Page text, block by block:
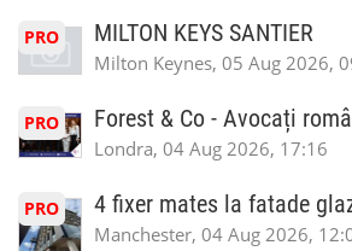
PRO MILTON KEYS SANTIER
Milton Keynes, 05 Aug 2026,
PRO Forest & Co - Avocați
Londra, 04 Aug 2026, 17:16
PRO 4 fixer mates la fatade
Manchester, 04 Aug 2026,